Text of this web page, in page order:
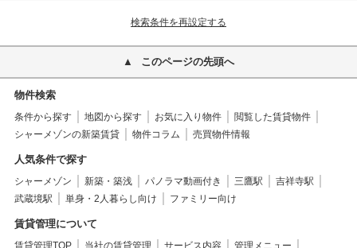
検索条件を再設定する
このページの先頭へ
物件検索
条件から探す 地図から探す お気に入り物件
閲覧した賃貸物件
シャーメゾンの新築賃貸
物件コラム 売買物件情報
人気条件で探す
シャーメゾン 新築・築浅 パノラマ動画付き 三鷹駅
吉祥寺駅
武蔵境駅
単身・2人暮らし向け ファミリー向け
賃貸管理について
賃貸管理TOP 当社の賃貸管理 サービス内容
管理メニュー